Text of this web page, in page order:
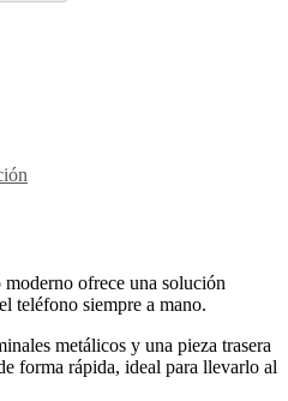
ofrece una solución
teléfono siempre a mano.
metálicos y una pieza trasera
forma rápida, ideal para llevarlo al